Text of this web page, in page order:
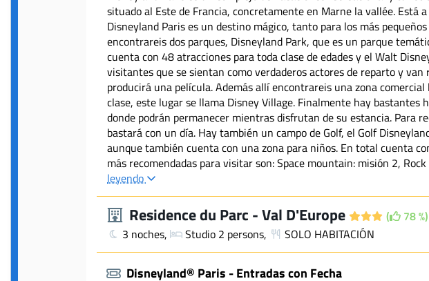
situado al Este de Francia, concretamente en Marne la vallée. Está
Disneyland Paris es un destino mágico, tanto para los más
encontrareis dos parques, Disneyland Park, que es un parque
cuenta con 48 atracciones para toda clase de edades y el Walt
visitantes que se sientan como verdaderos actores de reparto y van
producirá una película. Además allí encontrareis una zona
clase, este lugar se llama Disney Village. Finalmente hay
donde podrán permanecer mientras disfrutan de su estancia. Para
bastará con un día. Hay también un campo de Golf, el Golf
aunque también cuenta con una zona para niños. En total cuenta
más recomendadas para visitar son: Space mountain: misión 2,
leyendo
Residence du Parc - Val D'Europe (
78 %)
3 noches,
Studio 2 persons, SOLO HABITACIÓN
Disneyland® Paris - Entradas con Fecha